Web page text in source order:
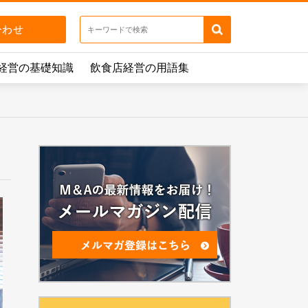
営の基礎知識 飲食店経営の用語集